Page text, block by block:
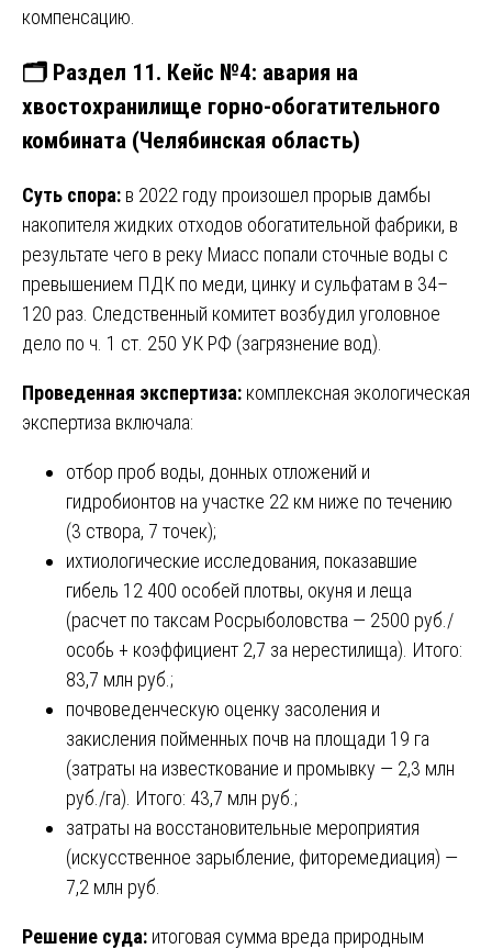
компенсацию.
🗂️ Раздел 11. Кейс №4: авария на
хвостохранилище горно-обогатительного
комбината (Челябинская область)
Суть спора: в 2022 году произошел прорыв дамбы
накопителя жидких отходов обогатительной фабрики, в
результате чего в реку Миасс попали сточные воды с
превышением ПДК по меди, цинку и сульфатам в 34–
120 раз. Следственный комитет возбудил уголовное
дело по ч. 1 ст. 250 УК РФ (загрязнение вод).
Проведенная экспертиза: комплексная экологическая
экспертиза включала:
отбор проб воды, донных отложений и
гидробионтов на участке 22 км ниже по течению
(3 створа, 7 точек);
ихтиологические исследования, показавшие
гибель 12 400 особей плотвы, окуня и леща
(расчет по таксам Росрыболовства — 2500 руб./
особь + коэффициент 2,7 за нерестилища). Итого:
83,7 млн руб.;
почвоведенческую оценку засоления и
закисления пойменных почв на площади 19 га
(затраты на известкование и промывку — 2,3 млн
руб./га). Итого: 43,7 млн руб.;
затраты на восстановительные мероприятия
(искусственное зарыбление, фиторемедиация) —
7,2 млн руб.
Решение суда: итоговая сумма вреда природным